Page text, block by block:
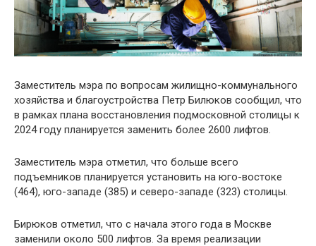
Заместитель мэра по вопросам жилищно-коммунального
хозяйства и благоустройства Петр Билюков сообщил, что
в рамках плана восстановления подмосковной столицы к
2024 году планируется заменить более 2600 лифтов.
Заместитель мэра отметил, что больше всего
подъемников планируется установить на юго-востоке
(464), юго-западе (385) и северо-западе (323) столицы.
Бирюков отметил, что с начала этого года в Москве
заменили около 500 лифтов. За время реализации